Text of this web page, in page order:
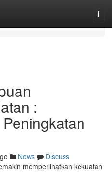
:
News
Discuss
memperlihatkan kekuatan